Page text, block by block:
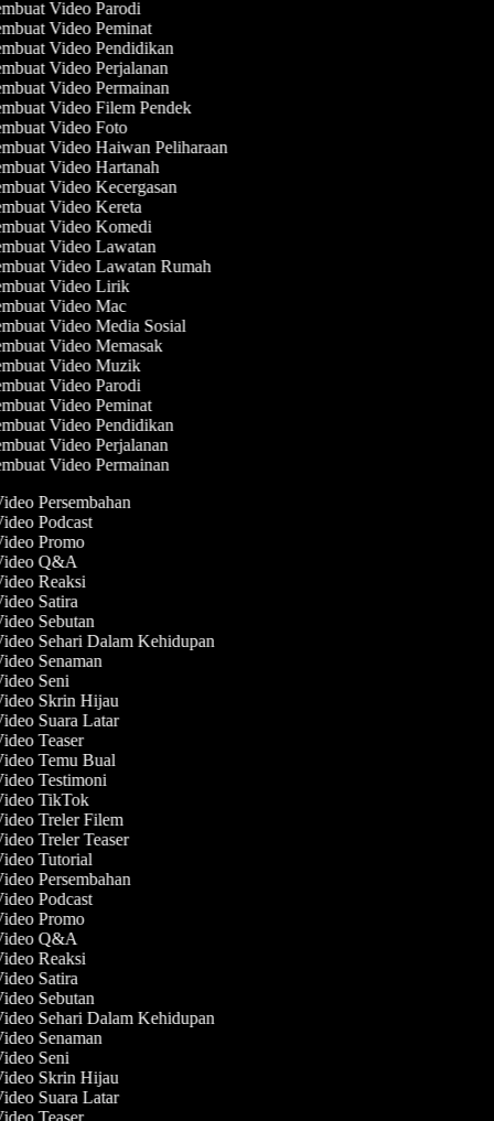
Video Parodi
Video Peminat
Video Pendidikan
Video Perjalanan
Video Permainan
Video Filem Pendek
Video Foto
Video Haiwan Peliharaan
Video Hartanah
Video Kecergasan
Video Kereta
Video Komedi
Video Lawatan
Video Lawatan Rumah
Video Lirik
Video Mac
Video Media Sosial
Video Memasak
Video Muzik
Video Parodi
Video Peminat
Video Pendidikan
Video Perjalanan
Video Permainan
Persembahan
Podcast
Promo
Q&A
Reaksi
Satira
Sebutan
Sehari Dalam Kehidupan
Senaman
Seni
Skrin Hijau
Suara Latar
Teaser
Temu Bual
Testimoni
TikTok
Treler Filem
Treler Teaser
Tutorial
Persembahan
Podcast
Promo
Q&A
Reaksi
Satira
Sebutan
Sehari Dalam Kehidupan
Senaman
Seni
Skrin Hijau
Suara Latar